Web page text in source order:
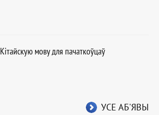
Кітайскую мову для пачаткоўцаў
УСЕ АБ'ЯВЫ